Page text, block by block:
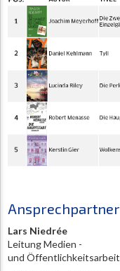
Ansprechpartner
Lars Niedrée
Leitung Medien -
und Öffentlichkeitsarbeit